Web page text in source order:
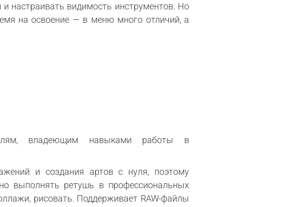
настраивать видимость инструментов. Но
на освоение — в меню много отличий, а
владеющим навыками работы в
и создания артов с нуля, поэтому
выполнять ретушь в профессиональных
рисовать. Поддерживает RAW-файлы